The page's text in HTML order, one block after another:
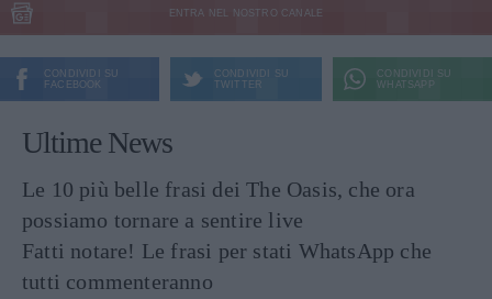
ENTRA NEL NOSTRO CANALE
CONDIVIDI SU
FACEBOOK
CONDIVIDI SU
TWITTER
CONDIVIDI SU
WHATSAPP
Ultime News
Le 10 più belle frasi dei The Oasis, che ora
possiamo tornare a sentire live
Fatti notare! Le frasi per stati WhatsApp che
tutti commenteranno